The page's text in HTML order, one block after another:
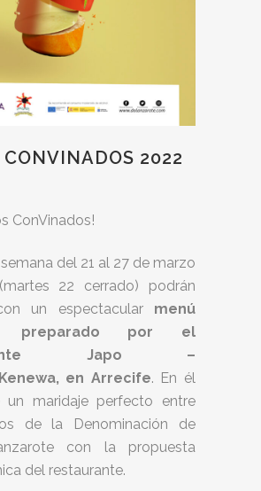
CONVINADOS 2022
ConVinados!
del 21 al 27 de marzo
22 cerrado) podrán
un espectacular
menú
preparado por el
Japo –
en Arrecife. En él
un maridaje perfecto entre
de la Denominación de
con la propuesta
del restaurante.